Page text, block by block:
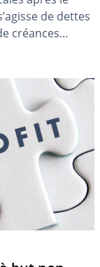
de dettes
créances
les héritiers.
financière peut